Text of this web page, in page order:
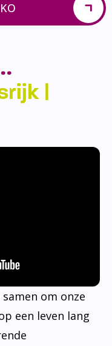
|
om onze
een leven lang